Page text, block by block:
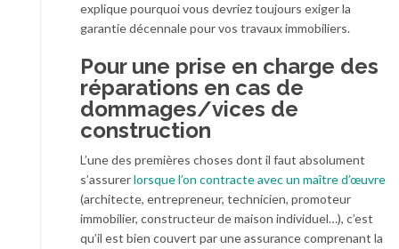
explique pourquoi vous devriez toujours exiger la
garantie décennale pour vos travaux immobiliers.
Pour une prise en charge des
réparations en cas de
dommages/vices de
construction
L’une des premières choses dont il faut absolument
s’assurerlorsque l’on contracte avec un maître d’œuvre
(architecte, entrepreneur, technicien, promoteur
immobilier, constructeur de maison individuel…), c’est
qu’il est bien couvert par une assurance comprenant la